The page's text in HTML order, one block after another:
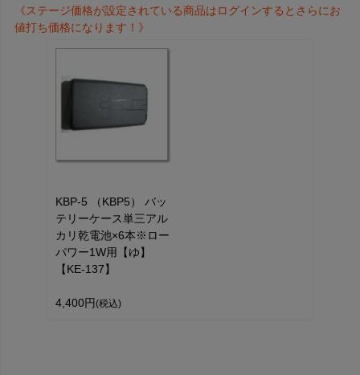
《ステージ価格が設定されている商品はログインするとさらにお
値打ち価格になります！》
KBP-5 （KBP5） バッ
テリーケース単三アル
カリ乾電池×6本※ロー
パワー1W用【ゆ】
【KE-137】
4,400円 (税込)